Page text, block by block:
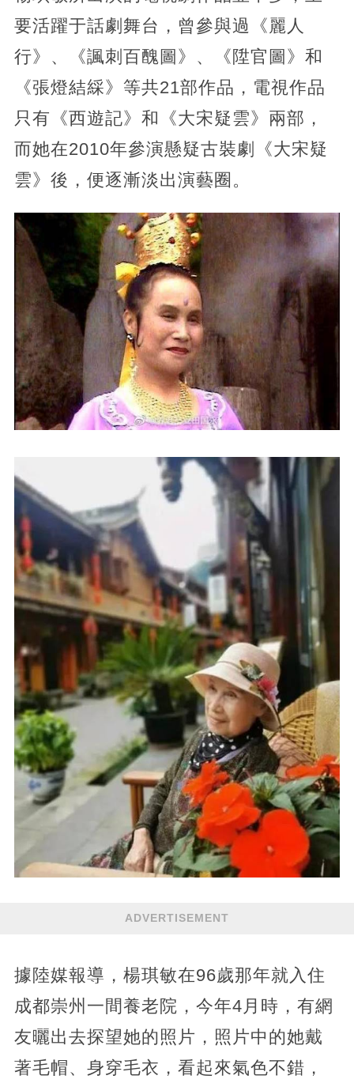
要活躍于話劇舞台，曾參與過《麗人
行》、《諷刺百醜圖》、《陞官圖》和
《張燈結綵》等共21部作品，電視作品
只有《西遊記》和《大宋疑雲》兩部，
而她在2010年參演懸疑古裝劇《大宋疑
雲》後，便逐漸淡出演藝圈。
ADVERTISEMENT
據陸媒報導，楊琪敏在96歲那年就入住
成都崇州一間養老院，今年4月時，有網
友曬出去探望她的照片，照片中的她戴
著毛帽、身穿毛衣，看起來氣色不錯，